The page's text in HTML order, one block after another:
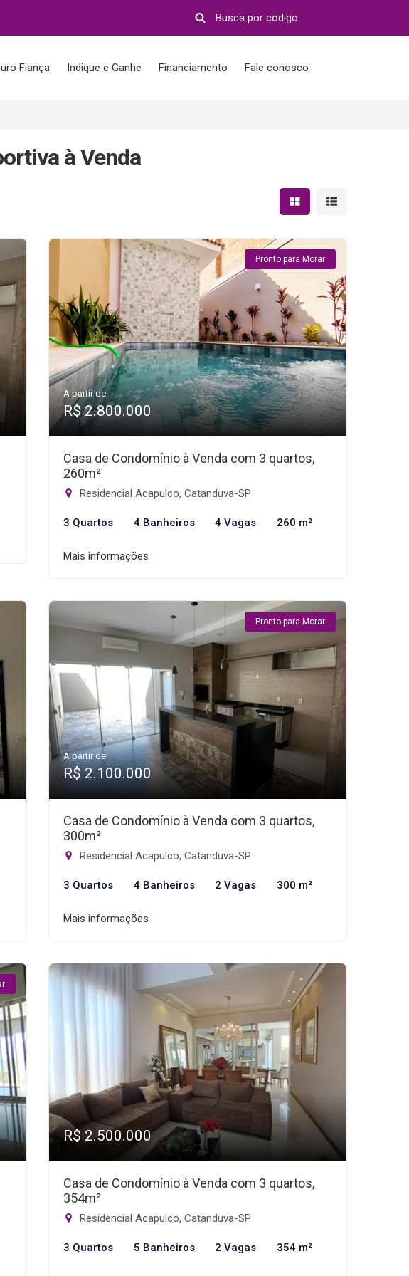
Fiança Indique e Ganhe Financiamento Fale conosco
à Venda
Mostrar resultados em
Mostrar
Pronto para Morar
A partir de:
R$ 2.800.000
Casa de Condomínio à Venda com 3 quartos,
260m²
Residencial Acapulco, Catanduva-SP
3 Quartos 4 Banheiros 4 Vagas 260 m²
Mais informações
Pronto para Morar
A partir de:
R$ 2.100.000
Casa de Condomínio à Venda com 3 quartos,
300m²
Residencial Acapulco, Catanduva-SP
3 Quartos 4 Banheiros 2 Vagas 300 m²
Mais informações
R$ 2.500.000
Casa de Condomínio à Venda com 3 quartos,
354m²
Residencial Acapulco, Catanduva-SP
3 Quartos 5 Banheiros 2 Vagas 354 m²